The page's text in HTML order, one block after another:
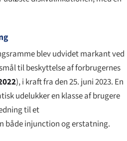
blev udvidet markant ved
til beskyttelse af forbrugernes
), i kraft fra den 25. juni 2023. En
udelukker en klasse af brugere
til et
både injunction og erstatning.